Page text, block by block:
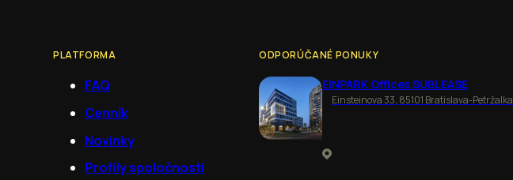
PLATFORMA
FAQ
Cenník
Novinky
Profily spoločností
ODPORÚČANÉ PONUKY
EINPARK Offices SUBLEASE
Einsteinova 33, 85101 Bratislava-Petržalka